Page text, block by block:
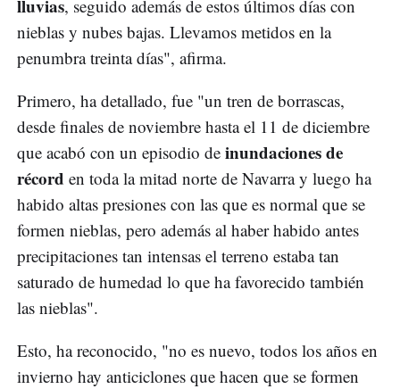
lluvias, seguido además de estos últimos días con
nieblas y nubes bajas. Llevamos metidos en la
penumbra treinta días", afirma.
Primero, ha detallado, fue "un tren de borrascas,
desde finales de noviembre hasta el 11 de diciembre
que acabó con un episodio de inundaciones de
récord en toda la mitad norte de Navarra y luego ha
habido altas presiones con las que es normal que se
formen nieblas, pero además al haber habido antes
precipitaciones tan intensas el terreno estaba tan
saturado de humedad lo que ha favorecido también
las nieblas".
Esto, ha reconocido, "no es nuevo, todos los años en
invierno hay anticiclones que hacen que se formen